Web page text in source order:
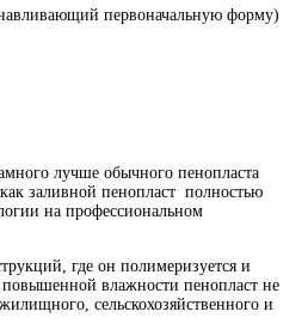
первоначальную форму)
лучше обычного пенопласта
заливной пенопласт полностью
на профессиональном
где он полимеризуется и
влажности пенопласт не
сельскохозяйственного и